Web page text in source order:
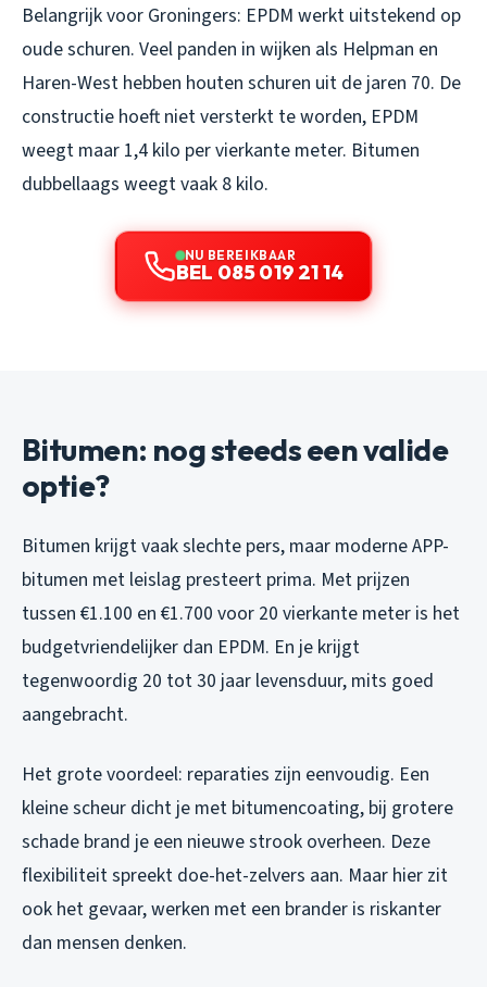
Belangrijk voor Groningers: EPDM werkt uitstekend op
oude schuren. Veel panden in wijken als Helpman en
Haren-West hebben houten schuren uit de jaren 70. De
constructie hoeft niet versterkt te worden, EPDM
weegt maar 1,4 kilo per vierkante meter. Bitumen
dubbellaags weegt vaak 8 kilo.
NU BEREIKBAAR
BEL 085 019 21 14
Bitumen: nog steeds een valide
optie?
Bitumen krijgt vaak slechte pers, maar moderne APP-
bitumen met leislag presteert prima. Met prijzen
tussen €1.100 en €1.700 voor 20 vierkante meter is het
budgetvriendelijker dan EPDM. En je krijgt
tegenwoordig 20 tot 30 jaar levensduur, mits goed
aangebracht.
Het grote voordeel: reparaties zijn eenvoudig. Een
kleine scheur dicht je met bitumencoating, bij grotere
schade brand je een nieuwe strook overheen. Deze
flexibiliteit spreekt doe-het-zelvers aan. Maar hier zit
ook het gevaar, werken met een brander is riskanter
dan mensen denken.